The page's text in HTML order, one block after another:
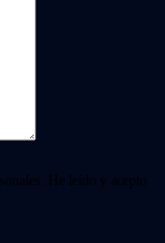
He leído y acepto